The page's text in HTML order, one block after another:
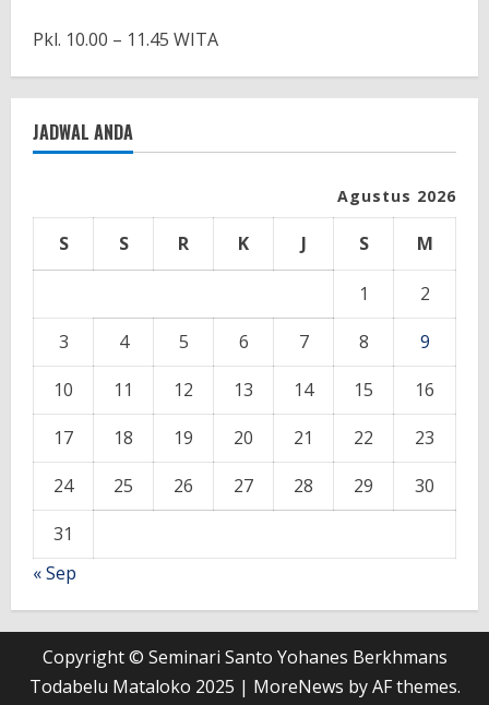
Pkl. 10.00 – 11.45 WITA
JADWAL ANDA
Agustus 2026
S S R K J S M
1
2
3
4 5 6 7 8
9
10
11 12 13 14 15
16
17
18 19 20 21 22
23
24
25 26 27 28 29
30
31
« Sep
Copyright © Seminari Santo Yohanes Berkhmans
Todabelu Mataloko 2025 | MoreNews by AF themes.